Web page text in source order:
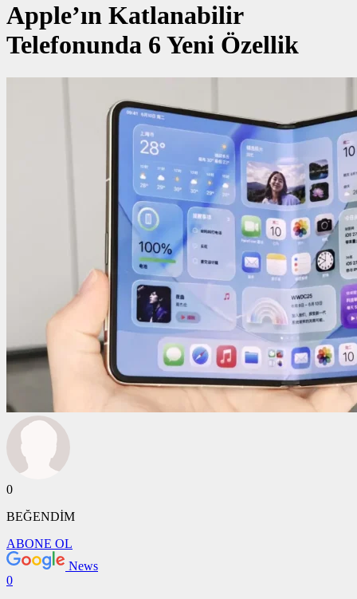
Apple’ın Katlanabilir
Telefonunda 6 Yeni Özellik
0
BEĞENDİM
ABONE OL
News
0